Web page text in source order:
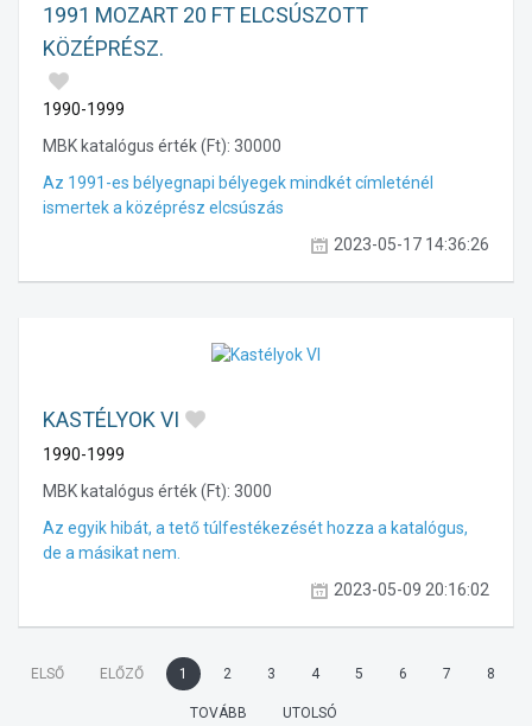
1991 MOZART 20 FT ELCSÚSZOTT
KÖZÉPRÉSZ.
1990-1999
MBK katalógus érték (Ft): 30000
Az 1991-es bélyegnapi bélyegek mindkét címleténél
ismertek a középrész elcsúszás
2023-05-17 14:36:26
KASTÉLYOK VI
1990-1999
MBK katalógus érték (Ft): 3000
Az egyik hibát, a tető túlfestékezését hozza a katalógus,
de a másikat nem.
2023-05-09 20:16:02
ELSŐ ELŐZŐ 1 2 3 4 5 6 7 8
TOVÁBB UTOLSÓ